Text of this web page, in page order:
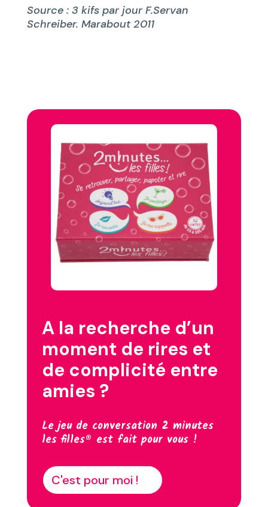
Source : 3 kifs par jour F.Servan
Schreiber. Marabout 2011
A la recherche d’un
moment de rires et
de complicité entre
amies ?
Le jeu de conversation 2 minutes
les filles® est fait pour vous !
C'est pour moi !